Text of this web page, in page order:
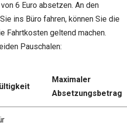
von 6 Euro absetzen. An den
ins Büro fahren, können Sie die
Fahrtkosten geltend machen.
Pauschalen:
Maximaler
Absetzungsbetrag